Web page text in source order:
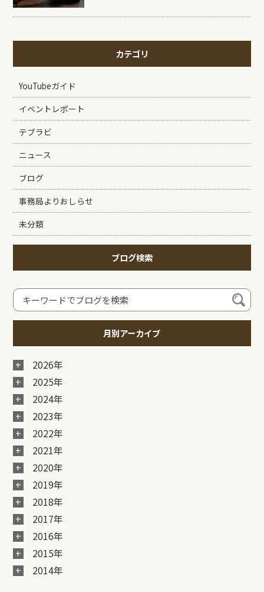
カテゴリ
YouTubeガイド
イベントレポート
テブラビ
ニュース
ブログ
事務局よりおしらせ
未分類
ブログ検索
月別アーカイブ
2026年
2025年
2024年
2023年
2022年
2021年
2020年
2019年
2018年
2017年
2016年
2015年
2014年